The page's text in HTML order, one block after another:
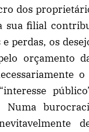
dos
sua filial
perdas, os
orçamento